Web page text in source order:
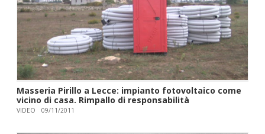
Masseria Pirillo a Lecce: impianto fotovoltaico come
vicino di casa. Rimpallo di responsabilità
VIDEO 09/11/2011